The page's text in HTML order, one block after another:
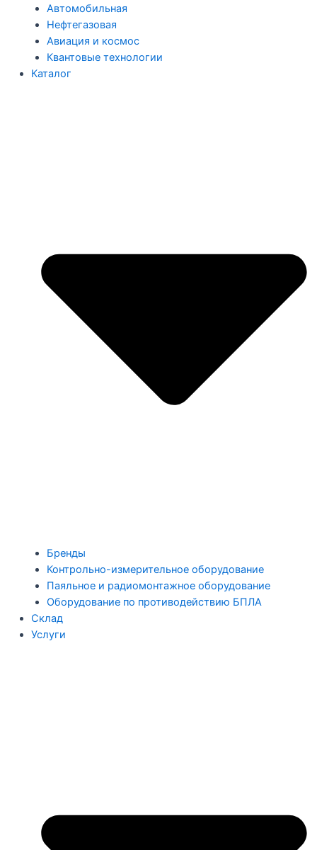
Автомобильная
Нефтегазовая
Авиация и космос
Квантовые технологии
Каталог
Бренды
Контрольно-измерительное оборудование
Паяльное и радиомонтажное оборудование
Оборудование по противодействию БПЛА
Склад
Услуги